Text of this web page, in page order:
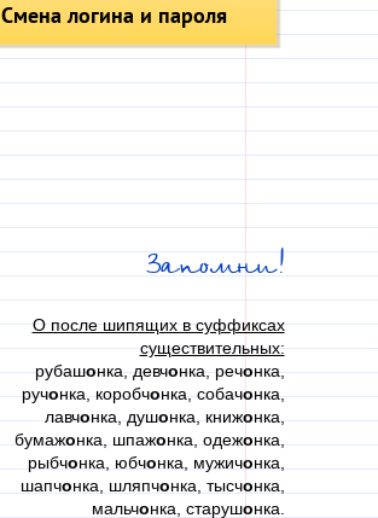
Смена логина и пароля
Запомни!
О после шипящих в суффиксах
существительных:
рубашонка, девчонка, речонка,
ручонка, коробчонка, собачонка,
лавчонка, душонка, книжонка,
бумажонка, шпажонка, одежонка,
рыбчонка, юбчонка, мужичонка,
шапчонка, шляпчонка, тысчонка,
мальчонка, старушонка.